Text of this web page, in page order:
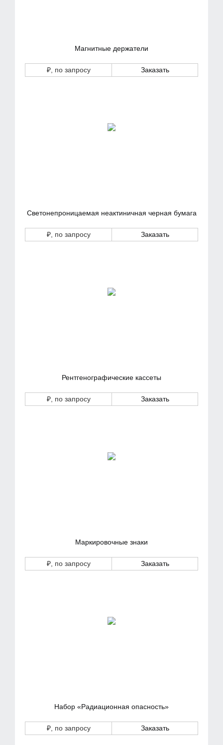
Магнитные держатели
₽, по запросу Заказать
Светонепроницаемая неактиничная черная бумага
₽, по запросу Заказать
Рентгенографические кассеты
₽, по запросу Заказать
Маркировочные знаки
₽, по запросу Заказать
Набор «Радиационная опасность»
₽, по запросу Заказать